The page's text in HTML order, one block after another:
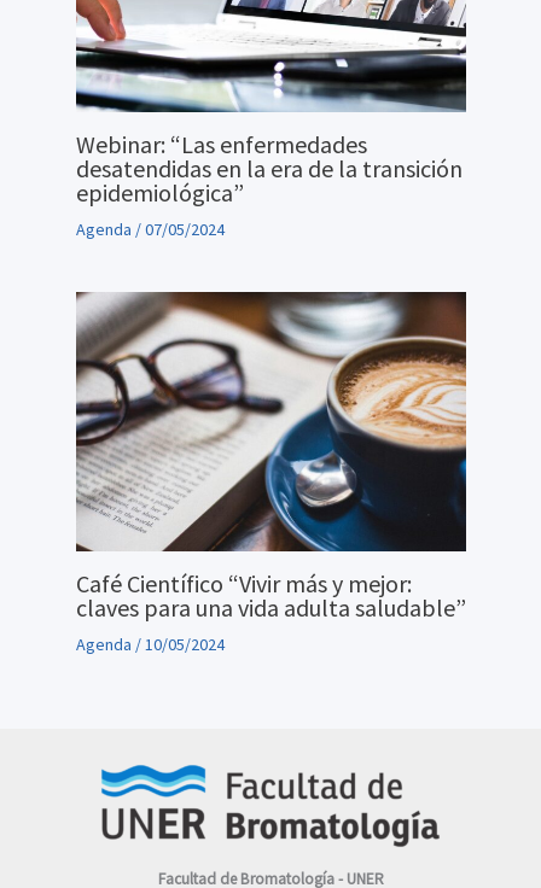
Webinar: “Las enfermedades
desatendidas en la era de la transición
epidemiológica”
Agenda /07/05/2024
Café Científico “Vivir más y mejor:
claves para una vida adulta saludable”
Agenda /10/05/2024
Facultad de Bromatología - UNER